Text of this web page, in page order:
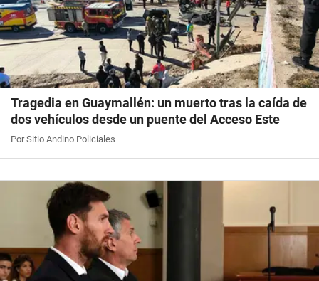
Tragedia en Guaymallén: un muerto tras la caída de
dos vehículos desde un puente del Acceso Este
Por Sitio Andino Policiales